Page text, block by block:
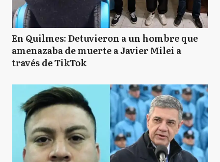
En Quilmes: Detuvieron a un hombre que
amenazaba de muerte a Javier Milei a
través de TikTok